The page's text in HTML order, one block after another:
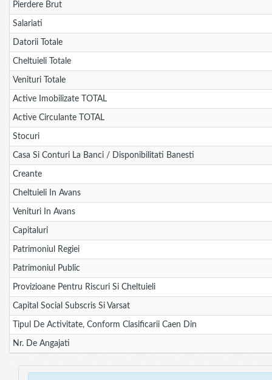
Pierdere Brut
Salariati
Datorii Totale
Cheltuieli Totale
Venituri Totale
Active Imobilizate TOTAL
Active Circulante TOTAL
Stocuri
Casa Si Conturi La Banci / Disponibilitati Banesti
Creante
Cheltuieli In Avans
Venituri In Avans
Capitaluri
Patrimoniul Regiei
Patrimoniul Public
Provizioane Pentru Riscuri Si Cheltuieli
Capital Social Subscris Si Varsat
Tipul De Activitate, Conform Clasificarii Caen Din
Nr. De Angajati